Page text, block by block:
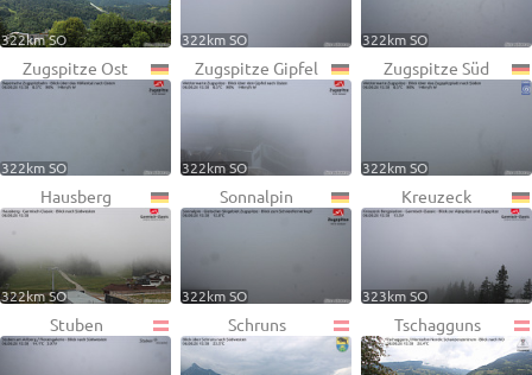
322km SO 322km SO 322km SO
Zugspitze Ost
322km SO
Zugspitze Gipfel
322km SO
Zugspitze Süd
322km SO
Hausberg
322km SO
Sonnalpin
322km SO
Kreuzeck
323km SO
Stuben Schruns Tschagguns